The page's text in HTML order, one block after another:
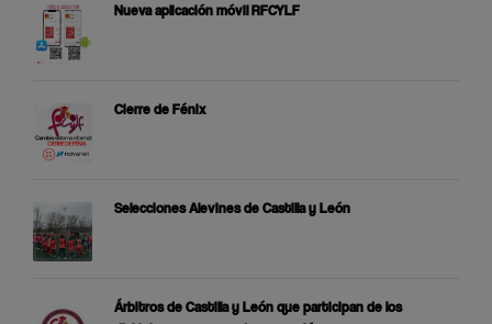
Nueva aplicación móvil RFCYLF
Cierre de Fénix
Selecciones Alevines de Castilla y León
Árbitros de Castilla y León que participan de los